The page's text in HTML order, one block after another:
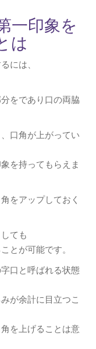
一印象を
は
には、
をであり口の両脇
口角が上がってい
を持ってもらえま
をアップしておく
ても
とが可能です。
口と呼ばれる状態
が余計に目立つこ
を上げることは意